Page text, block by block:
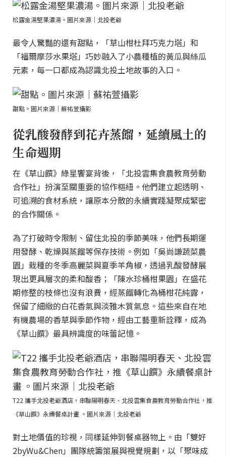
松露金湯堅果濃湯。圖片來源｜北投老爺
最令人驚豔的還有甜點，「草山柑杜拜巧克力塔」和
「福爾摩莎水果塔」巧妙融入了小農種植的黃瓜與絲瓜
元素，每一口都成為認識北投土地故事的入口。
甜點。圖片來源｜蘇祐萱攝影
從乳酸發酵到花卉蒸餾，延續風土的
生命週期
在《草山饌》綠星饗宴背後，「北投雲集食農教育勞動
合作社」扮演至關重要的協作樞紐。他們建立起透明、
可追溯的食材系統，讓原本分散的永續實踐凝聚成緊密
的合作關係。
為了打破時令限制、留住北投的季節美味，他們長期運
用發酵、乾燥與蒸餾等保存技術。例如「吳尚謙蔬菜農
園」栽種的冬季高麗菜與夏季羊角椒，透過乳酸發酵展
現出更具層次的柔和酸香；「陳水珍桶柑果園」在盛花
期修整的枝條也沒有浪費，經蒸餾轉化為桶柑花純露，
保留了細緻的白花香氣與淡雅木質氣息。這些來自在地
有機農場的香草與季節作物，經由工藝重新詮釋，成為
《草山饌》最具辨識度的味蕾記憶。
T22 攜手北投老爺酒店，串聯陽明春天、北投雲集食農教育勞動合作社，推
《草山饌》永續餐桌計畫 。圖片來源｜北投老爺
對土地價值的珍視，同樣延伸到餐桌器物上。由「雙好
2byWu&Chen」團隊統籌策展與視覺規劃，以「聚味成